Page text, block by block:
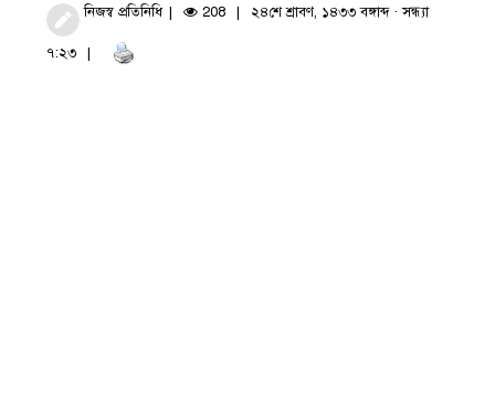
নিজস্ব প্রতিনিধি 208 ২৪শে শ্রাবণ, ১৪৩৩ বঙ্গাব্দ · সন্ধ্যা
৭:২৩